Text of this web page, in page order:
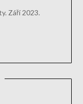
Září 2023.